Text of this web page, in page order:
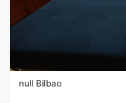
null Bilbao